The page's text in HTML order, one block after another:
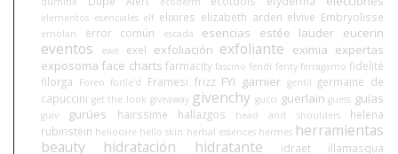
elementos esenciales elf elixires elizabeth arden elvive Embryolisse
emolan error común escada esencias estée lauder eucerin
eventos ewe exel exfoliación exfoliante eximia expertas
exposoma face charts farmacity fascino fendi fenty ferragamo fidelité
filorga
Foreo forlle'd Framesi frizz FYI garnier gentil germaine de
capuccini get the look giveaway givenchy gucci guerlain guess guías
guiv gurúes hairssime hallazgos head and shoulders
helena
rubinstein heliocare hello skin herbal essences hermes herramientas
beauty
hidratación hidratante idraet illamasqua